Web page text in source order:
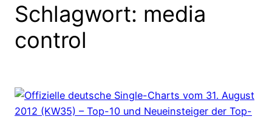
Schlagwort: media
control